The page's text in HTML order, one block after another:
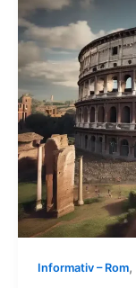
Informativ – Rom,